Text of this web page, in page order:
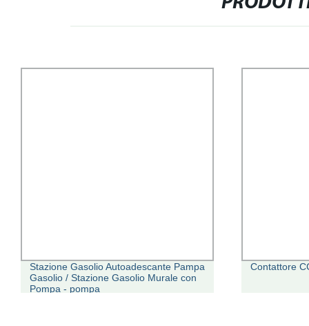
Stazione Gasolio Autoadescante Pampa
Gasolio / Stazione Gasolio Murale con
Pompa - pompa
Contattore